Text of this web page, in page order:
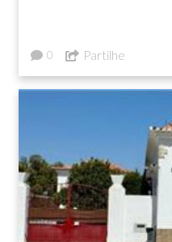
0 Partilhe